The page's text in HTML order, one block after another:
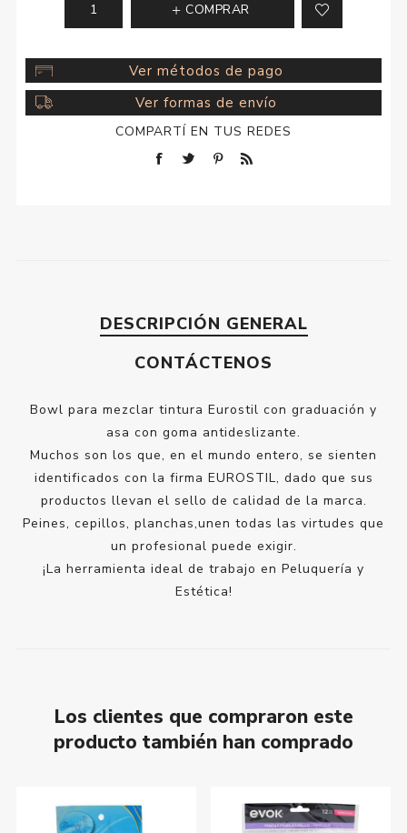
COMPRAR
Ver métodos de pago
Ver formas de envío
COMPARTÍ EN TUS REDES
DESCRIPCIÓN GENERAL
CONTÁCTENOS
Bowl para mezclar tintura Eurostil con graduación y
asa con goma antideslizante.
Muchos son los que, en el mundo entero, se sienten
identificados con la firma EUROSTIL, dado que sus
productos llevan el sello de calidad de la marca.
Peines, cepillos, planchas,unen todas las virtudes que
un profesional puede exigir.
¡La herramienta ideal de trabajo en Peluquería y
Estética!
Los clientes que compraron este
producto también han comprado